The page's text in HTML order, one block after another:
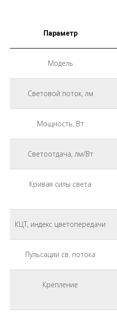
Параметр
Модель
Световой поток, лм
Мощность, Вт
Светоотдача, лм/Вт
Кривая силы света
КЦТ, индекс цветопередачи
Пульсации св. потока
Крепление